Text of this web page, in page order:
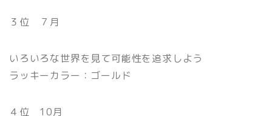
３位 ７月
いろいろな世界を見て可能性を追求しよう
ラッキーカラー：ゴールド
４位 10月